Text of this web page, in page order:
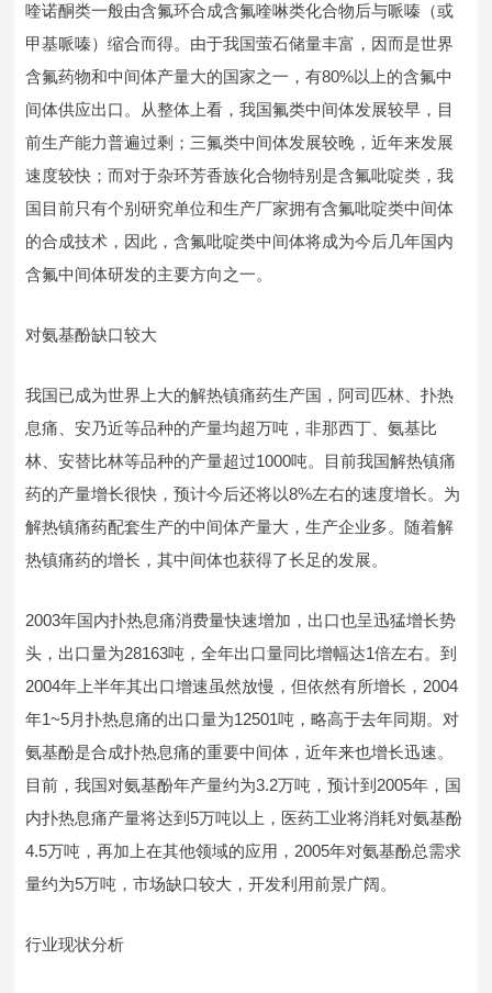
喹诺酮类一般由含氟环合成含氟喹啉类化合物后与哌嗪（或
甲基哌嗪）缩合而得。由于我国萤石储量丰富，因而是世界
含氟药物和中间体产量大的国家之一，有80%以上的含氟中
间体供应出口。从整体上看，我国氟类中间体发展较早，目
前生产能力普遍过剩；三氟类中间体发展较晚，近年来发展
速度较快；而对于杂环芳香族化合物特别是含氟吡啶类，我
国目前只有个别研究单位和生产厂家拥有含氟吡啶类中间体
的合成技术，因此，含氟吡啶类中间体将成为今后几年国内
含氟中间体研发的主要方向之一。
对氨基酚缺口较大
我国已成为世界上大的解热镇痛药生产国，阿司匹林、扑热
息痛、安乃近等品种的产量均超万吨，非那西丁、氨基比
林、安替比林等品种的产量超过1000吨。目前我国解热镇痛
药的产量增长很快，预计今后还将以8%左右的速度增长。为
解热镇痛药配套生产的中间体产量大，生产企业多。随着解
热镇痛药的增长，其中间体也获得了长足的发展。
2003年国内扑热息痛消费量快速增加，出口也呈迅猛增长势
头，出口量为28163吨，全年出口量同比增幅达1倍左右。到
2004年上半年其出口增速虽然放慢，但依然有所增长，2004
年1~5月扑热息痛的出口量为12501吨，略高于去年同期。对
氨基酚是合成扑热息痛的重要中间体，近年来也增长迅速。
目前，我国对氨基酚年产量约为3.2万吨，预计到2005年，国
内扑热息痛产量将达到5万吨以上，医药工业将消耗对氨基酚
4.5万吨，再加上在其他领域的应用，2005年对氨基酚总需求
量约为5万吨，市场缺口较大，开发利用前景广阔。
行业现状分析